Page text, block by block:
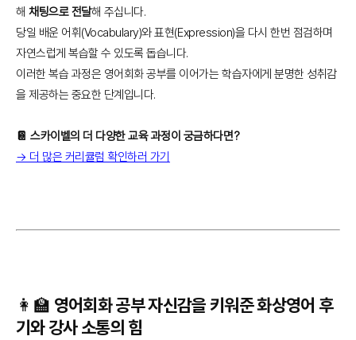
해채팅으로 전달해 주십니다.
당일 배운 어휘(Vocabulary)와 표현(Expression)을 다시 한번 점검하며
자연스럽게 복습할 수 있도록 돕습니다.
이러한 복습 과정은 영어회화 공부를 이어가는 학습자에게 분명한 성취감
을 제공하는 중요한 단계입니다.
📔 스카이벨의 더 다양한 교육 과정이 궁금하다면?
→ 더 많은 커리큘럼 확인하러 가기
👩‍🏫 영어회화 공부 자신감을 키워준 화상영어 후
기와 강사 소통의 힘